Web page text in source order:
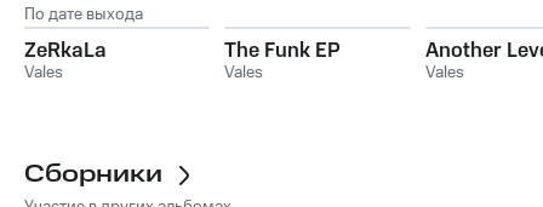
По дате выхода
ZeRkaLa
Vales
The Funk EP
Vales
Another
Vales
Сборники